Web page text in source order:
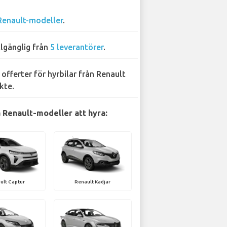
modeller.
från 5 leverantörer.
offerter för hyrbilar från Renault
Renault-modeller att hyra:
Captur Renault Kadjar